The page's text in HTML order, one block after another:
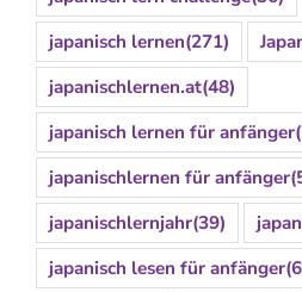
japanisch lernen(271)
japanischlernen.at(48)
japanisch lernen für anfänger
japanischlernen für anfänger
japanischlernjahr(39)
japanisch lesen für anfänger